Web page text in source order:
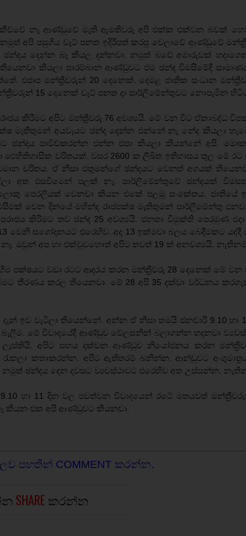
නෑ ආණ්ඩුවේ මැති ඇමතිවරු අපි එක්ක එක්වන බවක්
අපි පසුගිය වැට් පනත ඉදිරිපත් කරපු වෙලාවේ ආණ්ඩුවේ
දෙන්න බෑ කියල දන්නවා. නමුත් බඩේ අමාරුවක්
කියලා පාරම්බාන ආණ්ඩුවට එම ඡන්ද විමසීමේදී
එජාප මන්ත්‍රීවරුන් 20 දෙනෙක්. දෙමළ ජාතික සංධාන
15 දෙනෙක් වැට් පනත දා පාර්ලිමේන්තුවට නොපැමින
කිරීමට අපිට මන්ත්‍රීවරු 76 අවශ්‍යයි. මේ වන විට ඒකාබද්ධ
මැතිතුමන් අයවැයට ඡන්ද දෙන්න එන්නේ නෑ නේද කියලා
ඡන්දය පාවිච්කරන්න එන්න එපා කියලා කියන්නේ අපි.
ඓහිතිහාසික චරිතයක්. වසර 2600 ක ලිඛිත ඉතිහාසය තුල මේ
චරිතය. ඒ නිසා එතුමන්ගේ ඡන්දයට වෙනත් අගයක්
අත එසවීමෙන් පලක් නෑ. පාර්ලිමේන්තුවේ ඡන්දයක්
පෙරලියක් වෙනවා කියන එකේ පලමු සංකේතය. ජාතියේ
වෙන දිනයේ මහින්ද රාජපක්ෂ මැතිතුමන් පාර්ලිමේන්තු
කිරීමට තව ඡන්ද 25 අවශ්‍යයි. ජනතා විමුක්ති පෙරමුණ
වෙනි සශෝදනයට එරෙහිව. අද 13 ඉක්මවා බලය බෙදීමකට
නෑ. ඔවුන් අප හා එක්වුවහොත් අපිට තවත් 19 ක් අනවශ්‍යයි. නැතිනම්
පක්ෂයට වඩා රටට ආදරය කරන මන්ත්‍රීවරු 28 දෙනෙක් මේ
තීරණය කරල තියෙනවා. මේ 28 අපි 35 දක්වා වර්ධනය
ඉව වැටිලා තියෙන්නේ. අන්න ඒ නිසා තමයි ජනවාරි 9.10
මේ විවාදයේදී ආණ්ඩුව වේලසනින් බලාගන්න හදනවා
ලෑස්තියි. අපිට සහය දක්වන ආණ්ඩුව නියෝජනය කරන
රැකලා කතාකරන්න. අපිට ඇතිතරම් බනින්න. ආන්ඩුවට
ඡන්දය දෙන දවසට ව්‍යවස්ථාවට එරෙහිව අත උස්සන්න.
හා 11 දින වල පවත්වන විවාදයෙන් රටේ මතයවත්
කියන එක අපි ආණ්ඩුවට කියනවා.
පහතින් COMMENT කරන්න.
SHARE කරන්න